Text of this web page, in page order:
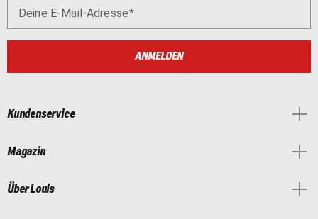
Deine E-Mail-Adresse
ANMELDEN
Kundenservice
Magazin
Über Louis